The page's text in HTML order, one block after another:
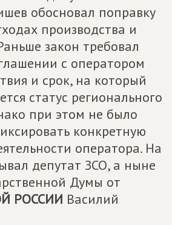
обосновал поправку
производства и
закон требовал
с оператором
и срок, на который
статус регионального
при этом не было
конкретную
оператора. На
депутат ЗСО, а ныне
Думы от
РОССИИ Василий